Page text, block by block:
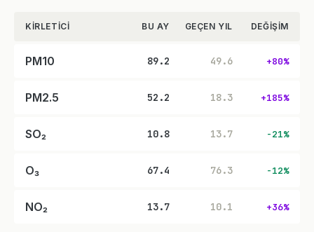
KIRLETICI BU AY GEÇEN YIL DEĞIŞIM
PM10 89.2 49.6 +80%
PM2.5 52.2 18.3 +185%
SO₂ 10.8 13.7 -21%
O₃ 67.4 76.3 -12%
NO₂ 13.7 10.1 +36%